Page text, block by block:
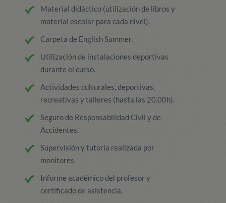
Material didáctico (utilización de libros y
material escolar para cada nivel).
Carpeta de English Summer.
Utilización de instalaciones deportivas
durante el curso.
Actividades culturales, deportivas,
recreativas y talleres (hasta las 20.00h).
Seguro de Responsabilidad Civil y de
Accidentes.
Supervisión y tutoría realizada por
monitores.
Informe académico del profesor y
certificado de asistencia.